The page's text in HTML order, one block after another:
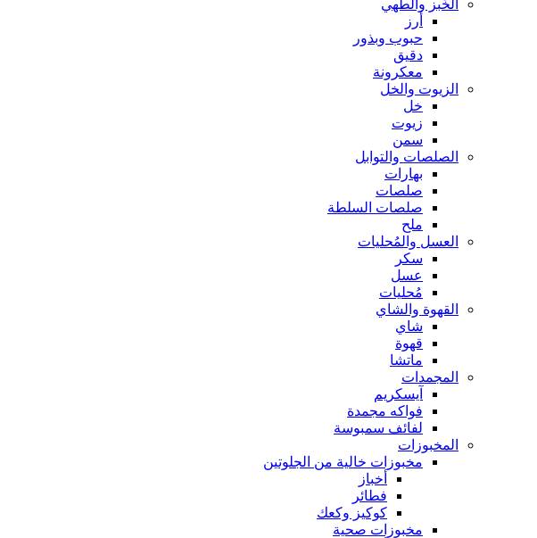
الخَبز والطهي
أرز
حبوب وبذور
دقيق
معكرونة
الزيوت والخل
خل
زيوت
سمن
الصلصات والتوابل
بهارات
صلصات
صلصات السلطة
ملح
العسل والمُحليات
سكر
عسل
مُحليات
القهوة والشاي
شاي
قهوة
ماتشا
المجمدات
آيسكريم
فواكه مجمدة
لفائف سمبوسة
المخبوزات
مخبوزات خالية من الجلوتين
أخباز
فطائر
كوكيز وكعك
مخبوزات صحية